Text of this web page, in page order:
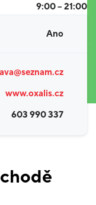
9:00 – 21:00
Ano
www.oxalis.cz
603 990 337